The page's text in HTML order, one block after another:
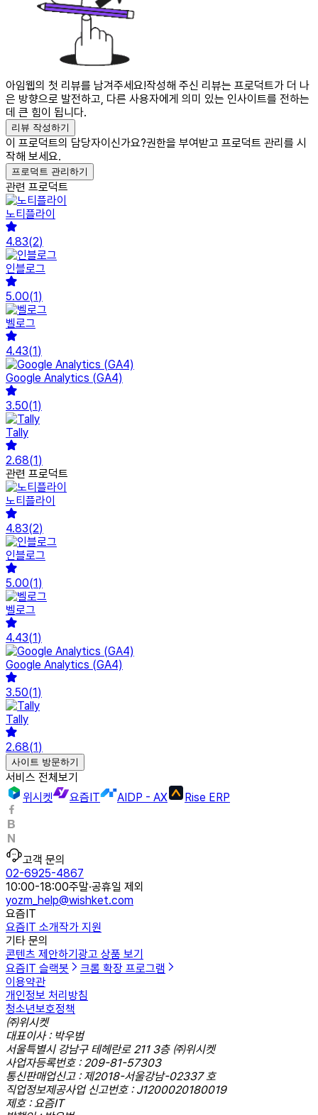
아임웹의 첫 리뷰를 남겨주세요!작성해 주신 리뷰는 프로덕트가 더 나
은 방향으로 발전하고, 다른 사용자에게 의미 있는 인사이트를 전하는
데 큰 힘이 됩니다.
리뷰 작성하기
이 프로덕트의 담당자이신가요?권한을 부여받고 프로덕트 관리를 시
작해 보세요.
프로덕트 관리하기
관련 프로덕트
노티플라이
4.83(2)
인블로그
5.00(1)
벨로그
4.43(1)
Google Analytics (GA4)
3.50(1)
Tally
2.68(1)
관련 프로덕트
노티플라이
4.83(2)
인블로그
5.00(1)
벨로그
4.43(1)
Google Analytics (GA4)
3.50(1)
Tally
2.68(1)
사이트 방문하기
서비스 전체보기
위시켓
요즘IT AIDP - AX Rise ERP
고객 문의
02-6925-4867
10:00-18:00주말·공휴일 제외
yozm_help@wishket.com
요즘IT
요즘IT 소개작가 지원
기타 문의
콘텐츠 제안하기광고 상품 보기
요즘IT 슬랙봇
크롬 확장 프로그램
이용약관
개인정보 처리방침
청소년보호정책
㈜위시켓
대표이사 : 박우범
서울특별시 강남구 테헤란로 211 3층 ㈜위시켓
사업자등록번호 : 209-81-57303
통신판매업신고 : 제2018-서울강남-02337 호
직업정보제공사업 신고번호 : J1200020180019
제호 : 요즘IT